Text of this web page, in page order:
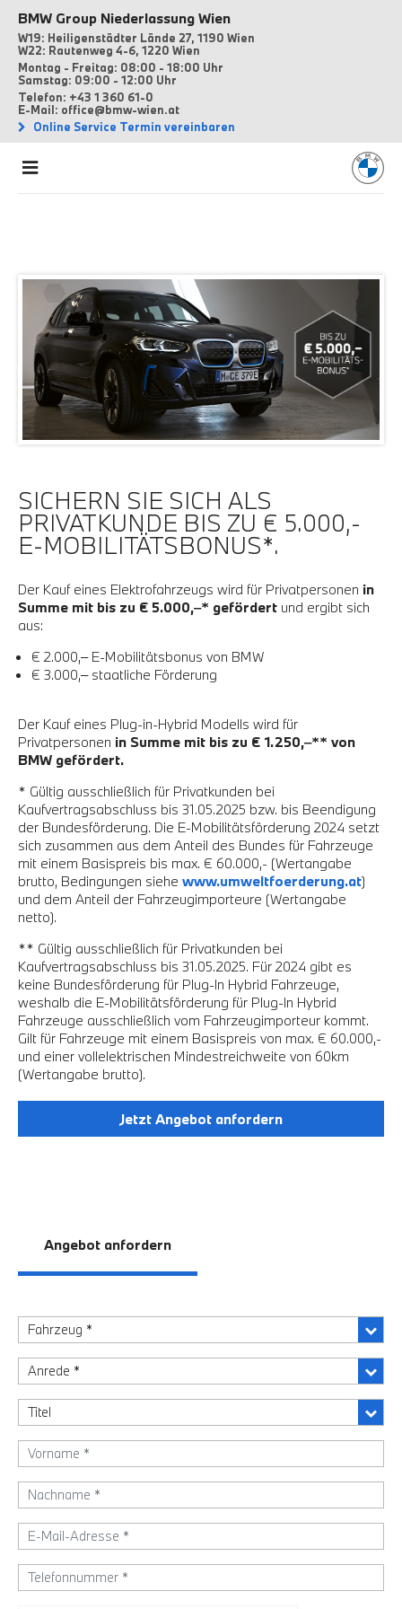
BMW Group Niederlassung Wien
W19: Heiligenstädter Lände 27, 1190 Wien
W22: Rautenweg 4-6, 1220 Wien
Montag - Freitag: 08:00 - 18:00 Uhr
Samstag: 09:00 - 12:00 Uhr
Telefon: +43 1 360 61-0
E-Mail: office@bmw-wien.at
Online Service Termin vereinbaren
SICHERN SIE SICH ALS
PRIVATKUNDE BIS ZU € 5.000,-
E-MOBILITÄTSBONUS*.
Der Kauf eines Elektrofahrzeugs wird für Privatpersonen in
Summe mit bis zu € 5.000,‒* gefördert und ergibt sich
aus:
€ 2.000,‒ E-Mobilitätsbonus von BMW
€ 3.000,‒ staatliche Förderung
Der Kauf eines Plug-in-Hybrid Modells wird für
Privatpersonen in Summe mit bis zu € 1.250,‒** von
BMW gefördert.
* Gültig ausschließlich für Privatkunden bei
Kaufvertragsabschluss bis 31.05.2025 bzw. bis Beendigung
der Bundesförderung. Die E-Mobilitätsförderung 2024 setzt
sich zusammen aus dem Anteil des Bundes für Fahrzeuge
mit einem Basispreis bis max. € 60.000,- (Wertangabe
brutto, Bedingungen siehe www.umweltfoerderung.at)
und dem Anteil der Fahrzeugimporteure (Wertangabe
netto).
** Gültig ausschließlich für Privatkunden bei
Kaufvertragsabschluss bis 31.05.2025. Für 2024 gibt es
keine Bundesförderung für Plug-In Hybrid Fahrzeuge,
weshalb die E-Mobilitätsförderung für Plug-In Hybrid
Fahrzeuge ausschließlich vom Fahrzeugimporteur kommt.
Gilt für Fahrzeuge mit einem Basispreis von max. € 60.000,-
und einer vollelektrischen Mindestreichweite von 60km
(Wertangabe brutto).
Jetzt Angebot anfordern
Angebot anfordern